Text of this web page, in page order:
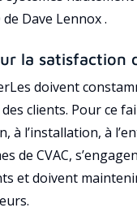
Dave Lennox .
la satisfaction
doivent
clients. Pour ce
à l’installation, à
de CVAC,
et doivent